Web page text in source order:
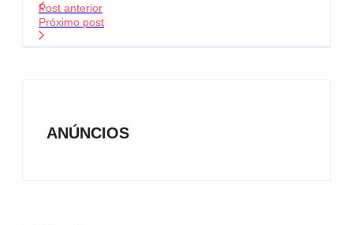
Post anterior
Próximo post
ANÚNCIOS